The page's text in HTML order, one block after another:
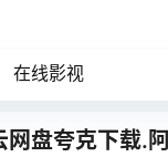
在线影视
网盘夸克下载.